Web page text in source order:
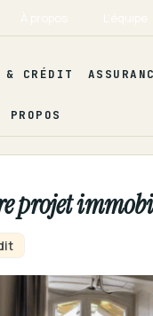
& CRÉDIT
PROPOS
projet